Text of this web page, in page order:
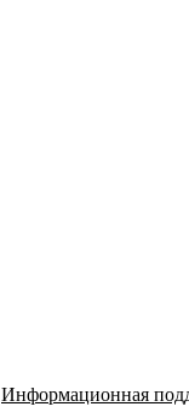
Информационная